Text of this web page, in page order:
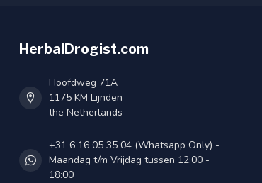
HerbalDrogist.com
Hoofdweg 71A
1175 KM Lijnden
the Netherlands
+31 6 16 05 35 04 (Whatsapp Only) -
Maandag t/m Vrijdag tussen 12:00 -
18:00